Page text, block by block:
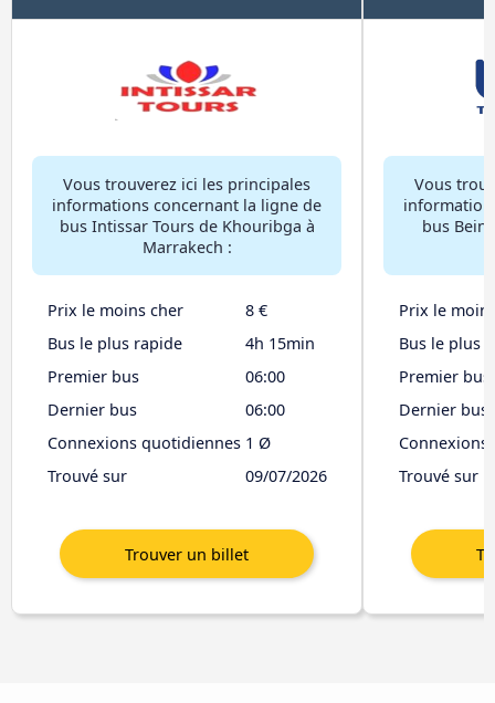
Vous trouverez ici les principales
informations concernant la ligne de
bus Intissar Tours de Khouribga à
Marrakech :
Prix le moins cher
8 €
Bus le plus rapide
4h 15min
Premier bus
06:00
Dernier bus
06:00
Connexions quotidiennes 1 Ø
Trouvé sur
09/07/2026
Vous
bus Bein
Prix le
Bus le plus
Premier bus
Dernier bus
Trouvé sur